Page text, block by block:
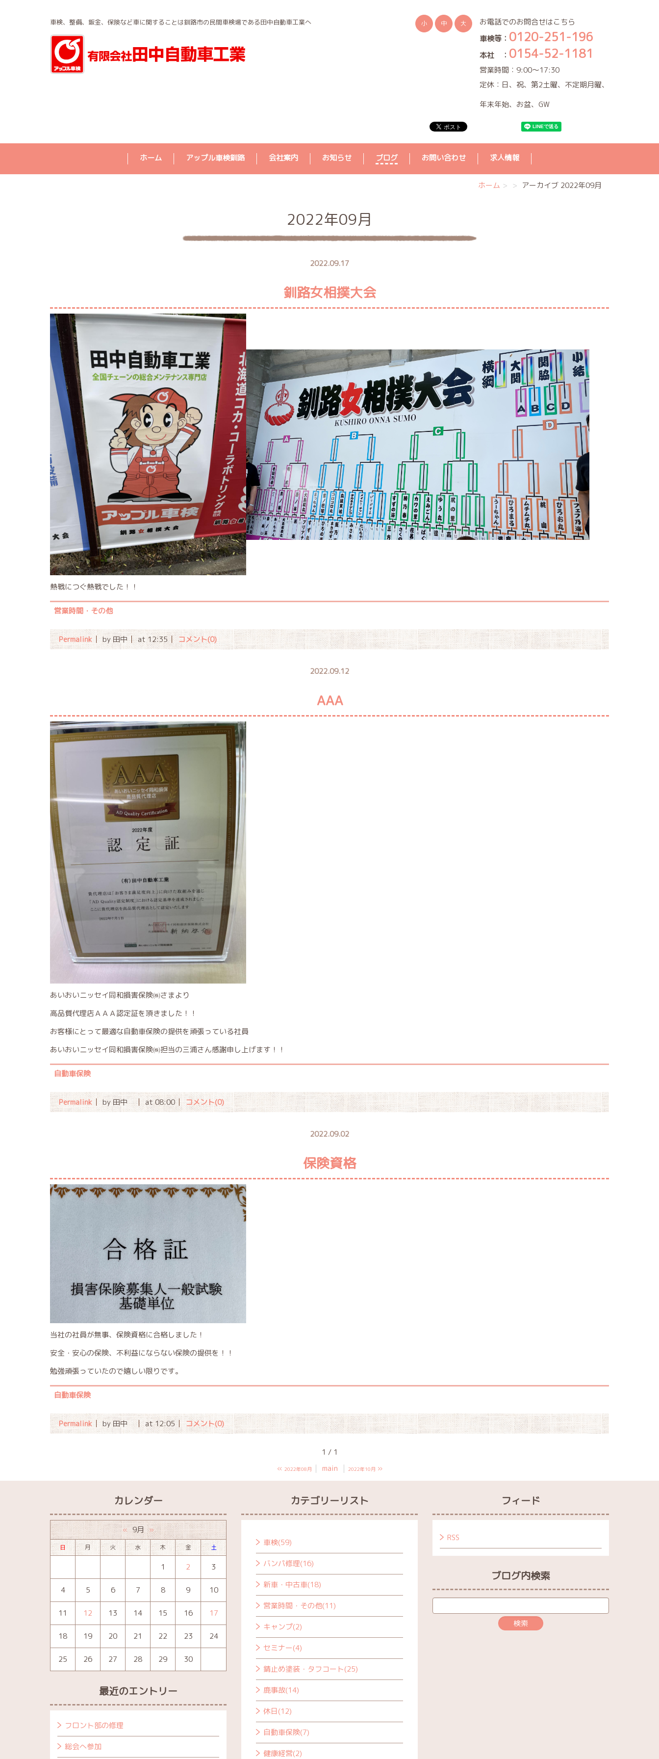
車検、整備、鈑金、保険など車に関することは釧路市の民間車検場である田中自動車工業へ
お電話でのお問合せはこちら
車検等： 0120-251-196
本社 ： 0154-52-1181
営業時間：9:00～17:30
定休：日、祝、第2土曜、不定期月曜、
年末年始、お盆、GW
小 中 大
ホーム アップル車検釧路 会社案内 お知らせ ブログ お問い合わせ 求人情報
ホーム アーカイブ 2022年09月
2022年09月
2022.09.17
釧路女相撲大会
熱戦につぐ熱戦でした！！
営業時間・その他
Permalink by 田中 at 12:35 コメント(0)
2022.09.12
AAA
あいおいニッセイ同和損害保険㈱さまより
高品質代理店ＡＡＡ認定証を頂きました！！
お客様にとって最適な自動車保険の提供を頑張っている社員
あいおいニッセイ同和損害保険㈱担当の三浦さん感謝申し上げます！！
自動車保険
Permalink by 田中 at 08:00 コメント(0)
2022.09.02
保険資格
当社の社員が無事、保険資格に合格しました！
安全・安心の保険、不利益にならない保険の提供を！！
勉強頑張っていたので嬉しい限りです。
自動車保険
Permalink by 田中 at 12:05 コメント(0)
1 / 1
« 2022年08月 main 2022年10月 »
カレンダー
« 9月 »
日 月 火 水 木 金 土
1 2 3
4 5 6 7 8 9 10
11 12 13 14 15 16 17
18 19 20 21 22 23 24
25 26 27 28 29 30
最近のエントリー
フロント部の修理
総会へ参加
カテゴリーリスト
車検(59)
バンパ修理(16)
新車・中古車(18)
営業時間・その他(11)
キャンプ(2)
セミナー(4)
錆止め塗装・タフコート(25)
鹿事故(14)
休日(12)
自動車保険(7)
健康経営(2)
フィード
RSS
ブログ内検索